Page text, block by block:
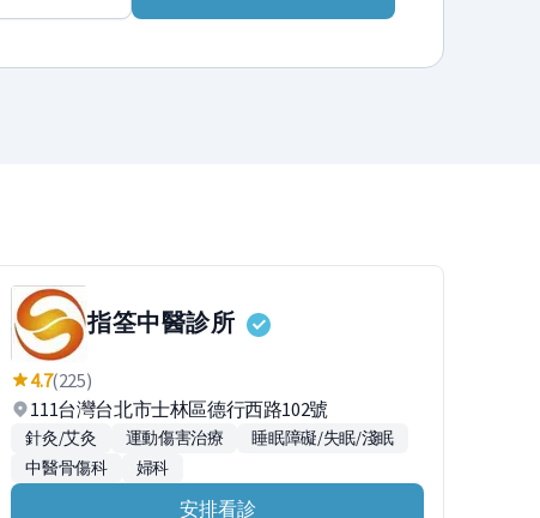
指筌中醫診所
4.7(225)
111台灣台北市士林區德行西路102號
針灸/艾灸 運動傷害治療
睡眠障礙/失眠/淺眠
中醫骨傷科
婦科
安排看診